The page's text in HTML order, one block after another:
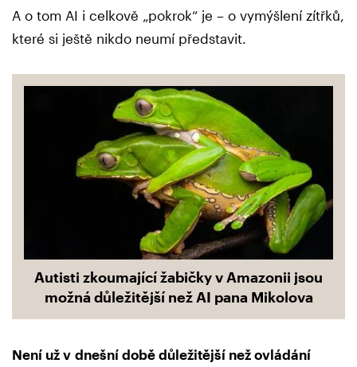
A o tom AI i celkově „pokrok“ je – o vymýšlení zítřků,
které si ještě nikdo neumí představit.
Autisti zkoumající žabičky v Amazonii jsou
možná důležitější než AI pana Mikolova
Není už v dnešní době důležitější než ovládání